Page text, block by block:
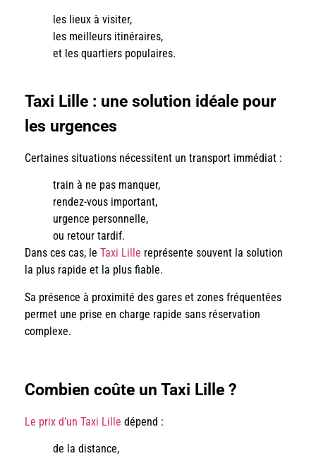
les lieux à visiter,
les meilleurs itinéraires,
et les quartiers populaires.
Taxi Lille : une solution idéale pour
les urgences
Certaines situations nécessitent un transport immédiat :
train à ne pas manquer,
rendez-vous important,
urgence personnelle,
ou retour tardif.
Dans ces cas, le Taxi Lille représente souvent la solution
la plus rapide et la plus fiable.
Sa présence à proximité des gares et zones fréquentées
permet une prise en charge rapide sans réservation
complexe.
Combien coûte un Taxi Lille ?
Le prix d’un Taxi Lille dépend :
de la distance,